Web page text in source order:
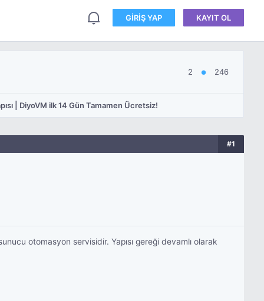
GIRIŞ YAP KAYIT OL
2 ● 246
| DiyoVM ilk 14 Gün Tamamen Ücretsiz!
#1
otomasyon servisidir. Yapısı gereği devamlı olarak